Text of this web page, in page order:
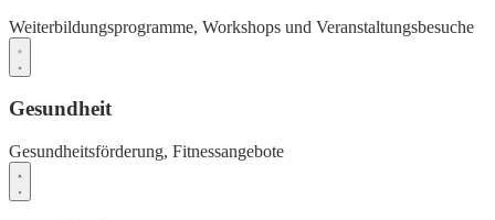
Weiterbildungsprogramme, Workshops und Veranstaltungsbesuche
Gesundheit
Gesundheitsförderung, Fitnessangebote